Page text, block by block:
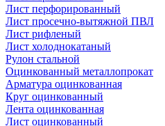
Лист перфорированный
Лист просечно-вытяжной ПВЛ
Лист рифленый
Лист холоднокатаный
Рулон стальной
Оцинкованный металлопрокат
Арматура оцинкованная
Круг оцинкованный
Лента оцинкованная
Лист оцинкованный